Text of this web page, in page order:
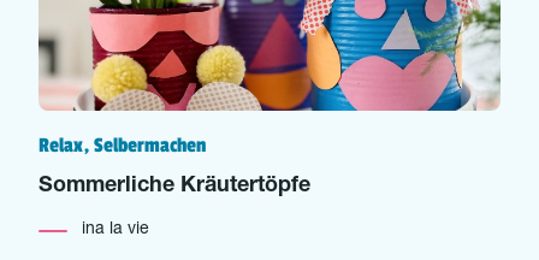
Relax, Selbermachen
Sommerliche Kräutertöpfe
ina la vie